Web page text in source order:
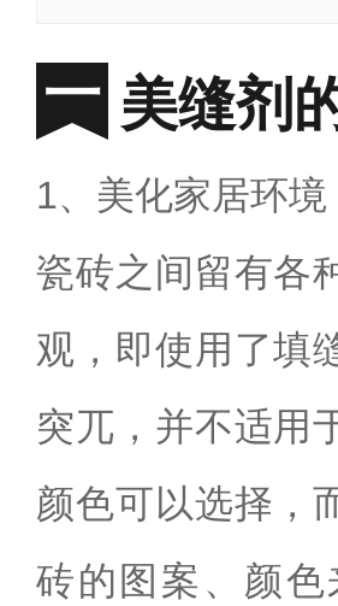
美缝剂
1、美化家居环境
瓷砖之间留有各
观，即使用了填
突兀，并不适用
颜色可以选择，
砖的图案、颜